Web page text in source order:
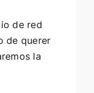
de red
de querer
la